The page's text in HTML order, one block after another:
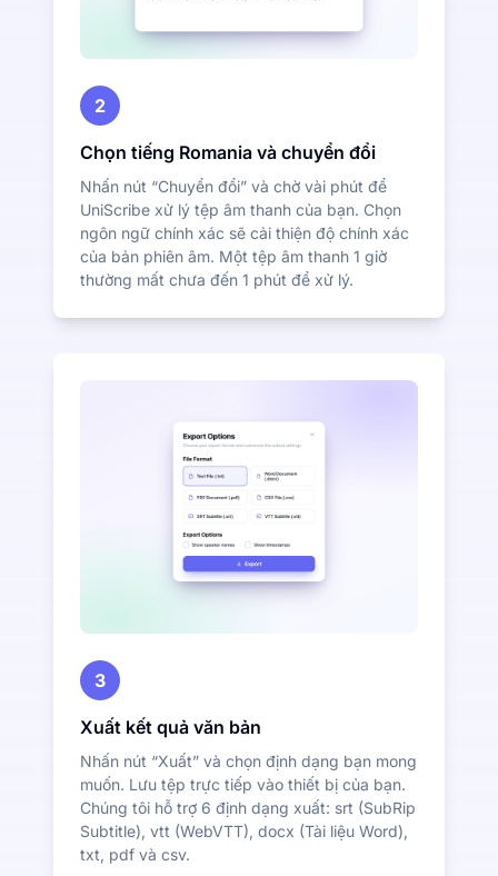
2
Chọn tiếng Romania và chuyển đổi
Nhấn nút “Chuyển đổi” và chờ vài phút để
UniScribe xử lý tệp âm thanh của bạn. Chọn
ngôn ngữ chính xác sẽ cải thiện độ chính xác
của bản phiên âm. Một tệp âm thanh 1 giờ
thường mất chưa đến 1 phút để xử lý.
3
Xuất kết quả văn bản
Nhấn nút “Xuất” và chọn định dạng bạn mong
muốn. Lưu tệp trực tiếp vào thiết bị của bạn.
Chúng tôi hỗ trợ 6 định dạng xuất: srt (SubRip
Subtitle), vtt (WebVTT), docx (Tài liệu Word),
txt, pdf và csv.